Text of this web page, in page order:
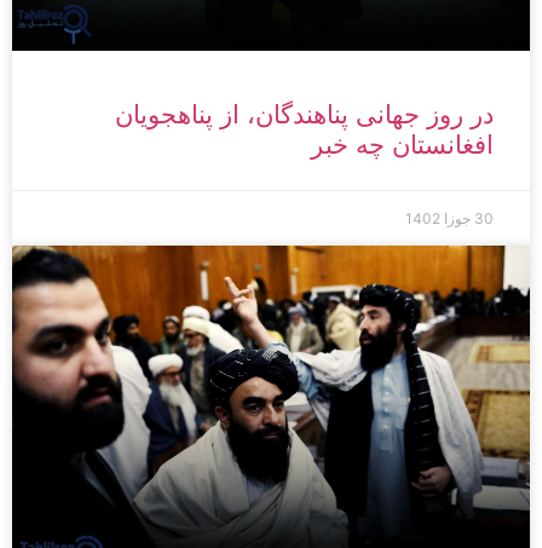
در روز جهانی پناهندگان، از پناهجویان
افغانستان چه خبر
30 جوزا 1402